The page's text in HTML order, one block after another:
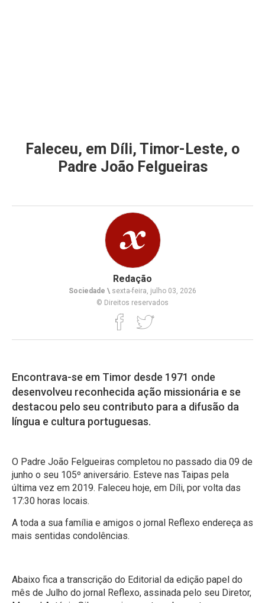
Faleceu, em Díli, Timor-Leste, o
Padre João Felgueiras
Redação
Sociedade \ sexta-feira, julho 03, 2026
© Direitos reservados
Encontrava-se em Timor desde 1971 onde
desenvolveu reconhecida ação missionária e se
destacou pelo seu contributo para a difusão da
língua e cultura portuguesas.
O Padre João Felgueiras completou no passado dia 09 de
junho o seu 105º aniversário. Esteve nas Taipas pela
última vez em 2019. Faleceu hoje, em Díli, por volta das
17:30 horas locais.
A toda a sua família e amigos o jornal Reflexo endereça as
mais sentidas condolências.
Abaixo fica a transcrição do Editorial da edição papel do
mês de Julho do jornal Reflexo, assinada pelo seu Diretor,